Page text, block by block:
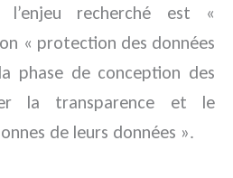
recherché est «
« protection des données
phase de conception des
la transparence et le
de leurs données ».